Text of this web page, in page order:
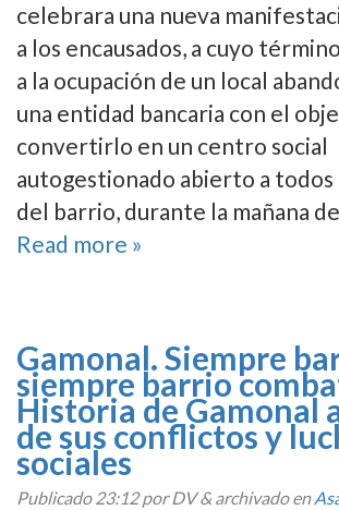
celebrara una nueva
a los encausados, a cuyo
a la ocupación de un local
una entidad bancaria con el
convertirlo en un centro social
autogestionado abierto a todos
del barrio, durante la mañana
Read more »
Gamonal. Siempre
siempre barrio
Historia de Gamonal
de sus conflictos y
sociales
Publicado23:12por DV&archivado en